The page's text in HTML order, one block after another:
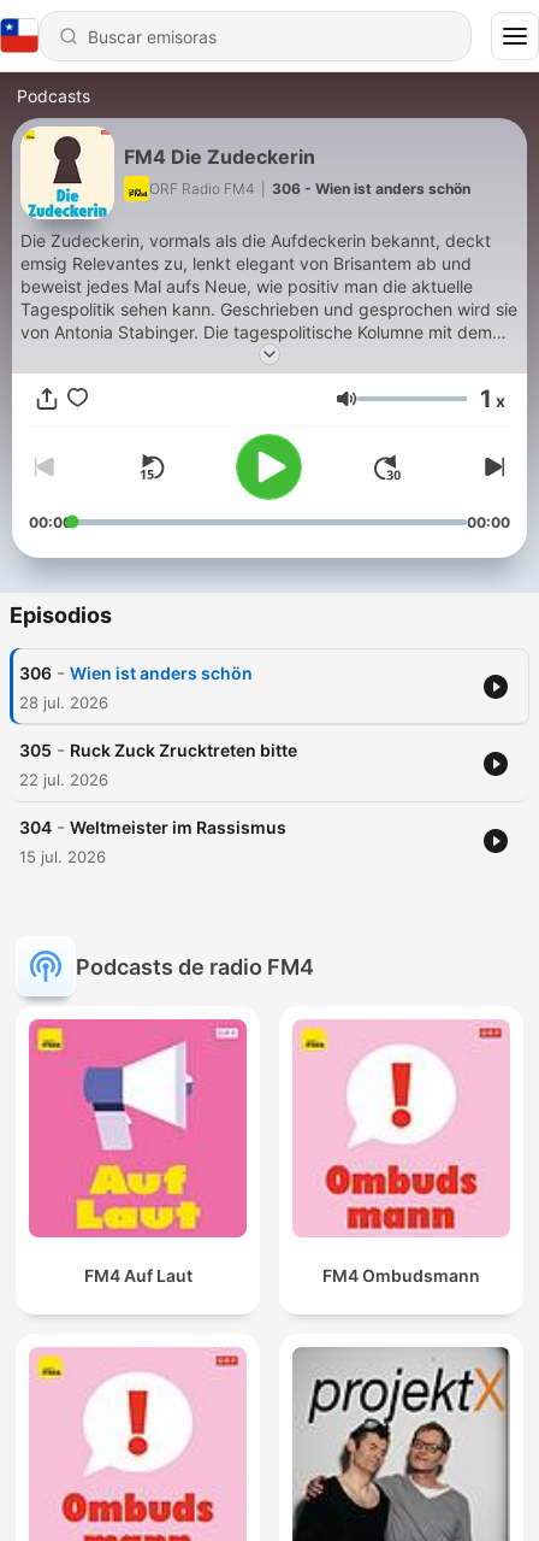
Podcasts
FM4 Die Zudeckerin
ORF Radio FM4 306 - Wien ist anders schön
Die Zudeckerin, vormals als die Aufdeckerin bekannt, deckt
emsig Relevantes zu, lenkt elegant von Brisantem ab und
beweist jedes Mal aufs Neue, wie positiv man die aktuelle
Tagespolitik sehen kann. Geschrieben und gesprochen wird sie
von Antonia Stabinger. Die tagespolitische Kolumne mit dem
Volumen 1 x
00:00 00:00
Episodios
306 - Wien ist anders schön
28 jul. 2026
305 - Ruck Zuck Zrucktreten bitte
22 jul. 2026
304 - Weltmeister im Rassismus
15 jul. 2026
Podcasts de radio FM4
FM4 Auf Laut FM4 Ombudsmann